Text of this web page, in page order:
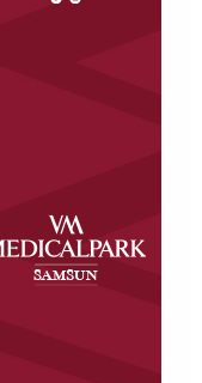
DÜNYA
MAGAZİN